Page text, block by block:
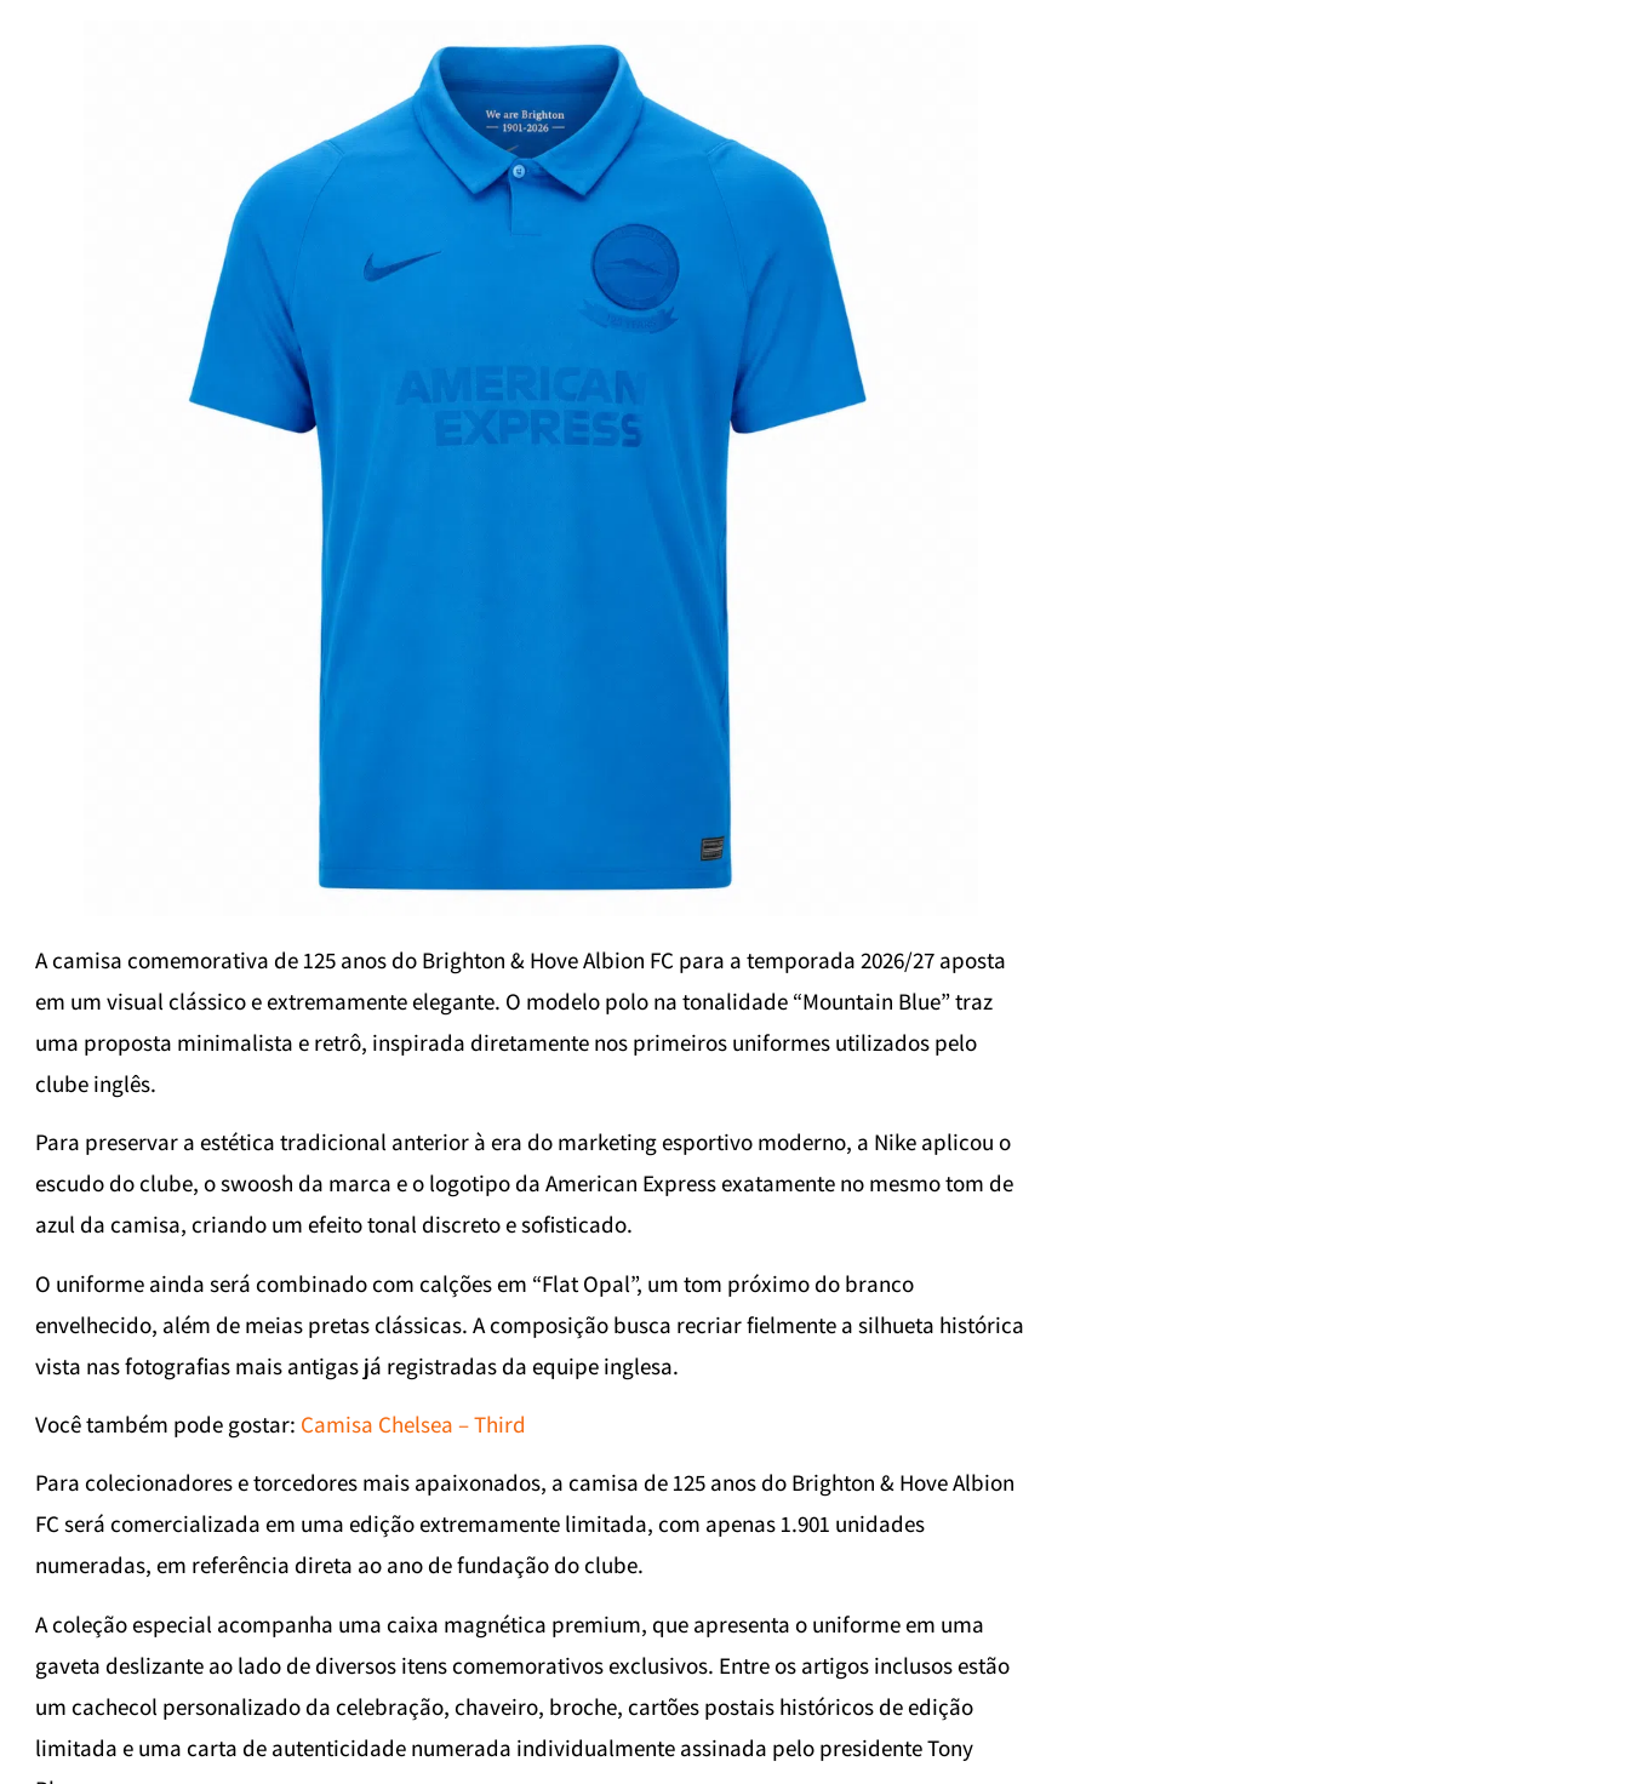
A camisa comemorativa de 125 anos do Brighton & Hove Albion FC para a temporada 2026/27 aposta
em um visual clássico e extremamente elegante. O modelo polo na tonalidade “Mountain Blue” traz
uma proposta minimalista e retrô, inspirada diretamente nos primeiros uniformes utilizados pelo
clube inglês.
Para preservar a estética tradicional anterior à era do marketing esportivo moderno, a Nike aplicou o
escudo do clube, o swoosh da marca e o logotipo da American Express exatamente no mesmo tom de
azul da camisa, criando um efeito tonal discreto e sofisticado.
O uniforme ainda será combinado com calções em “Flat Opal”, um tom próximo do branco
envelhecido, além de meias pretas clássicas. A composição busca recriar fielmente a silhueta histórica
vista nas fotografias mais antigas já registradas da equipe inglesa.
Você também pode gostar: Camisa Chelsea – Third
Para colecionadores e torcedores mais apaixonados, a camisa de 125 anos do Brighton & Hove Albion
FC será comercializada em uma edição extremamente limitada, com apenas 1.901 unidades
numeradas, em referência direta ao ano de fundação do clube.
A coleção especial acompanha uma caixa magnética premium, que apresenta o uniforme em uma
gaveta deslizante ao lado de diversos itens comemorativos exclusivos. Entre os artigos inclusos estão
um cachecol personalizado da celebração, chaveiro, broche, cartões postais históricos de edição
limitada e uma carta de autenticidade numerada individualmente assinada pelo presidente Tony